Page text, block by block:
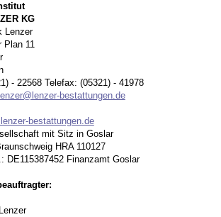
KG
Lenzer
Plan 11
- 22568 Telefax: (05321) - 41978
bestattungen.de
bestattungen.de
mit Sitz in Goslar
HRA 110127
DE115387452 Finanzamt Goslar